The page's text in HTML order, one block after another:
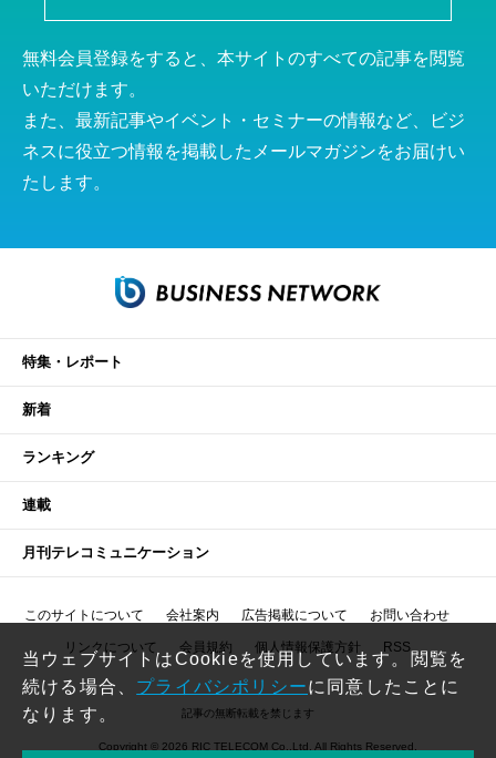
無料会員登録をすると、本サイトのすべての記事を閲覧
いただけます。
また、最新記事やイベント・セミナーの情報など、ビジ
ネスに役立つ情報を掲載したメールマガジンをお届けい
たします。
特集・レポート
新着
ランキング
連載
月刊テレコミュニケーション
このサイトについて 会社案内 広告掲載について お問い合わせ
リンクについて 会員規約 個人情報保護方針 RSS
記事の無断転載を禁じます
Copyright © 2026 RIC TELECOM Co.,Ltd. All Rights Reserved.
当ウェブサイトはCookieを使用しています。閲覧を
続ける場合、 プライバシポリシーに同意したことに
なります。